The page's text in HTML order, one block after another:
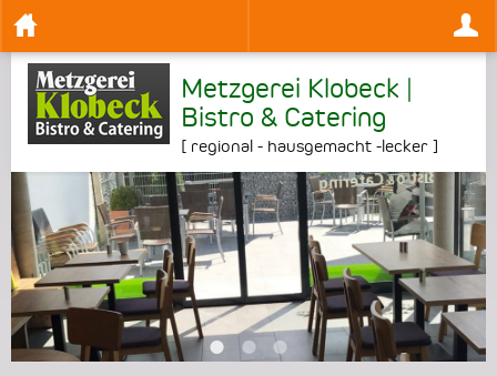
Metzgerei Klobeck |
Bistro & Catering
[ regional - hausgemacht -lecker ]
•••